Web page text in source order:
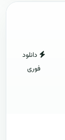
دانلود
فوری